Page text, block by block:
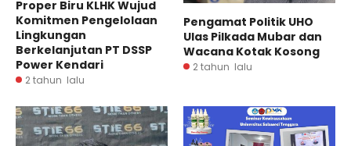
Proper Biru KLHK Wujud
Komitmen Pengelolaan
Lingkungan
Berkelanjutan PT DSSP
Power Kendari
2 tahun lalu
Pengamat Politik UHO
Ulas Pilkada Mubar dan
Wacana Kotak Kosong
2 tahun lalu